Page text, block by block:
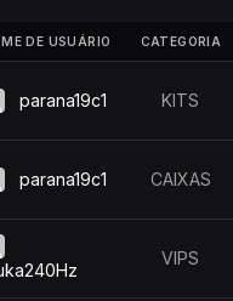
DE USUÁRIO CATEGORIA
parana19c1 KITS
parana19c1 CAIXAS
VIPS